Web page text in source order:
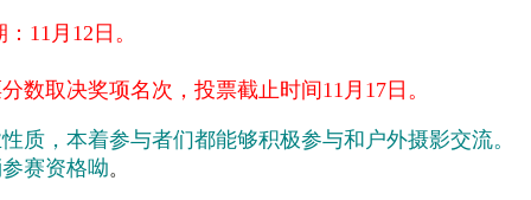
11月12日。
数取决奖项名次，投票截止时间11月17日。
，本着参与者们都能够积极参与和户外摄影交流。
赛资格呦。